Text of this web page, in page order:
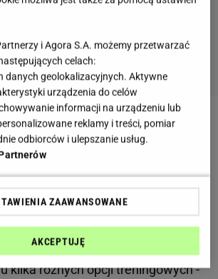
z obciążeniem na górne partie
platformą - jak wygląda?
portalu kosztowała Danielle
dolarów. Po wykupieniu dostępu
kilka różnych opcji treningowych -
i Agora S.A. możemy przetwarzać
celach:
danych geolokalizacyjnych. Aktywne
urządzenia do celów
informacji na urządzeniu lub
reklamy i treści, pomiar
odbiorców i ulepszanie usług.
ZAAWANSOWANE
AKCEPTUJĘ